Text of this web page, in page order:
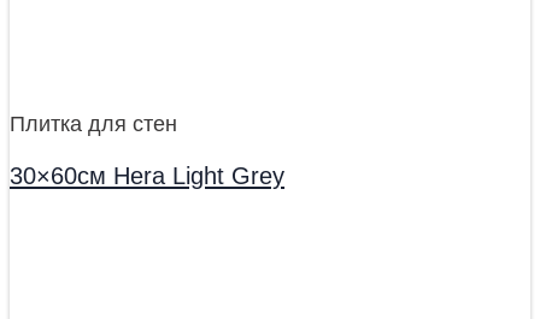
Плитка для стен
30×60см Hera Light Grey